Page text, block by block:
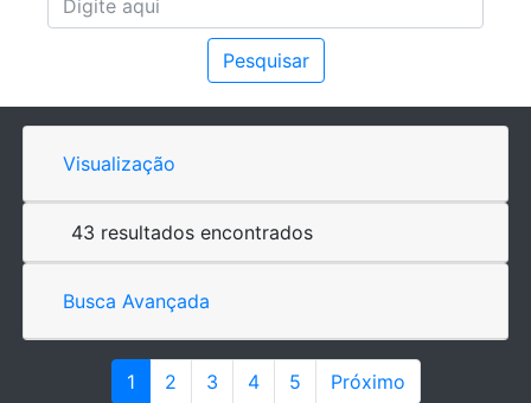
Pesquisar
Visualização
43 resultados encontrados
Busca Avançada
1 2 3 4 5 Próximo